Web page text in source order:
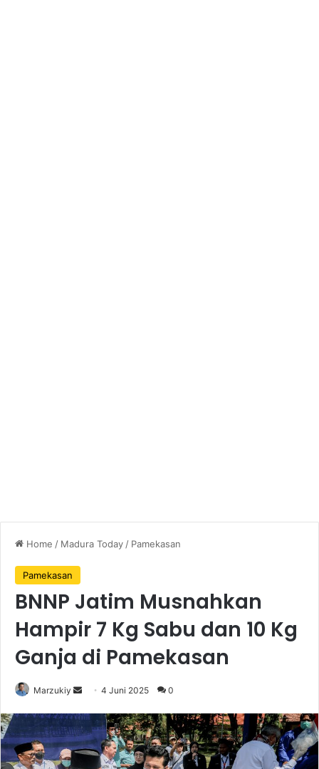
Home / Madura Today / Pamekasan
Pamekasan
BNNP Jatim Musnahkan
Hampir 7 Kg Sabu dan 10 Kg
Ganja di Pamekasan
Marzukiy
d
4 Juni 2025 0